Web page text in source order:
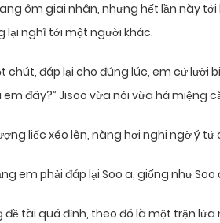
ôm giai nhân, nhưng hết lần này
lại nghĩ tới một người khác.
chút, đáp lại cho đúng lúc, em cứ lười
đây?” Jisoo vừa nói vừa há miệng
liếc xéo lên, nàng hơi nghi ngờ ý tứ
em phải đáp lại Soo a, giống như
đề tài quá đỉnh, theo đó là một trận lửa